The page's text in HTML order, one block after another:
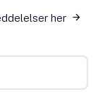
her